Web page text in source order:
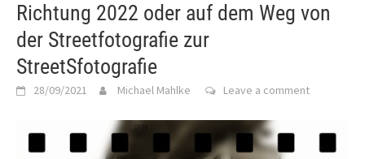
Richtung 2022 oder auf dem Weg von
der Streetfotografie zur
StreetSfotografie
28/09/2021 Michael Mahlke Leave a comment